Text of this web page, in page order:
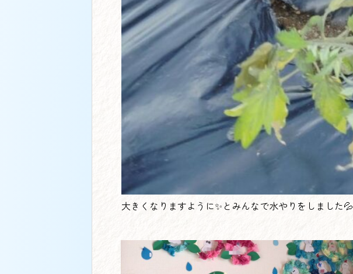
大きくなりますように✨とみんなで水やりをしました💦